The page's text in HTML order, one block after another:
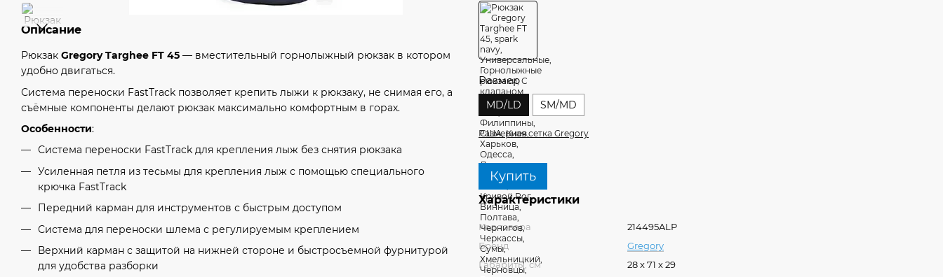
Описание
Рюкзак Gregory Targhee FT 45 — вместительный горнолыжный рюкзак в котором
удобно двигаться.
Система переноски FastTrack позволяет крепить лыжи к рюкзаку, не снимая его, а
съёмные компоненты делают рюкзак максимально комфортным в горах.
Особенности:
Система переноски FastTrack для крепления лыж без снятия рюкзака
Усиленная петля из тесьмы для крепления лыж с помощью специального
крючка FastTrack
Передний карман для инструментов с быстрым доступом
Система для переноски шлема с регулируемым креплением
Верхний карман с защитой на нижней стороне и быстросъемной фурнитурой
для удобства разборки
Размер
MD/LD SM/MD
Размерная сетка Gregory
Купить
Характеристики
Код товара
214495ALP
Бренд
Gregory
Габариты, см
28 x 71 x 29